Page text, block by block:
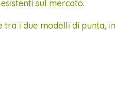
sul mercato.
i due modelli di punta, in